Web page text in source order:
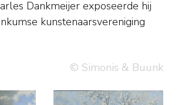
© Simonis & Buunk